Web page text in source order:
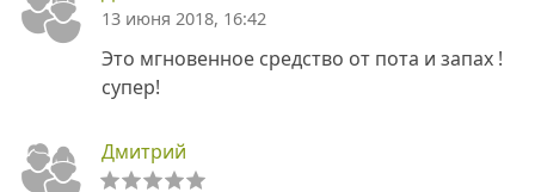
13 июня 2018, 16:42
Это мгновенное средство от пота и запах !
супер!
Дмитрий